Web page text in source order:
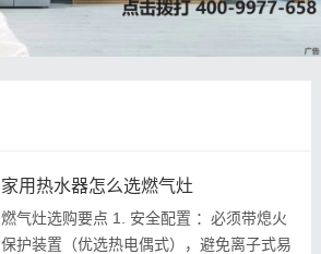
家用热水器怎么选燃气灶
燃气灶选购要点 1. 安全配置 ：必须带熄火
保护装置（优选热电偶式），避免离子式易